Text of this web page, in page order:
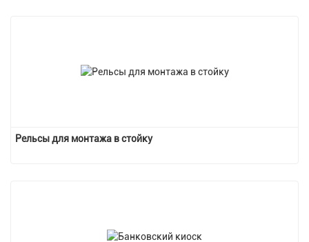
Рельсы для монтажа в стойку